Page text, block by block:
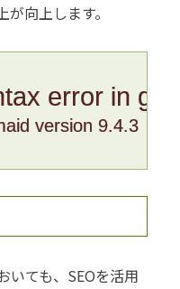
向上します。
error in
version 9.4.3
いても、SEOを活用